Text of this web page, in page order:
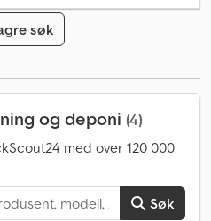
, Byggeår:2021, driftstimer:
med bremser
søk
og deponi (4)
med over 120 000
Søk